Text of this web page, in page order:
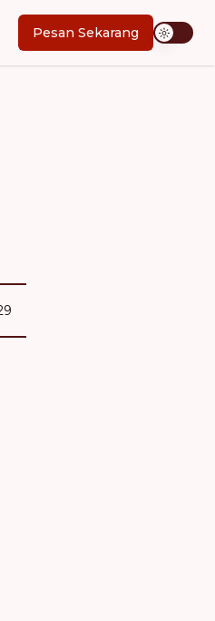
Pesan Sekarang